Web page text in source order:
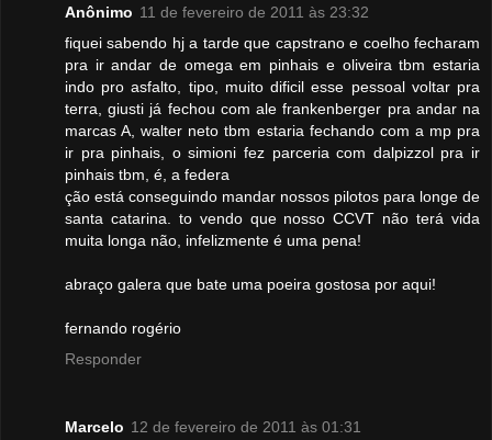
Anônimo 11 de fevereiro de 2011 às 23:32
fiquei sabendo hj a tarde que capstrano e coelho fecharam
pra ir andar de omega em pinhais e oliveira tbm estaria
indo pro asfalto, tipo, muito dificil esse pessoal voltar pra
terra, giusti já fechou com ale frankenberger pra andar na
marcas A, walter neto tbm estaria fechando com a mp pra
ir pra pinhais, o simioni fez parceria com dalpizzol pra ir
pinhais tbm, é, a federa
ção está conseguindo mandar nossos pilotos para longe de
santa catarina. to vendo que nosso CCVT não terá vida
muita longa não, infelizmente é uma pena!
abraço galera que bate uma poeira gostosa por aqui!
fernando rogério
Responder
Marcelo 12 de fevereiro de 2011 às 01:31